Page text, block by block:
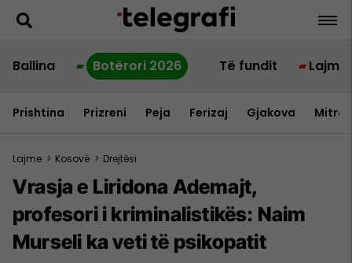
Ballina Botërori 2026 Të fundit Lajme
Prishtina Prizreni Peja Ferizaj Gjakova
Lajme > Kosovë > Drejtësi
Vrasja e Liridona Ademajt,
profesori i kriminalistikës: Naim
Murseli ka veti të psikopatit